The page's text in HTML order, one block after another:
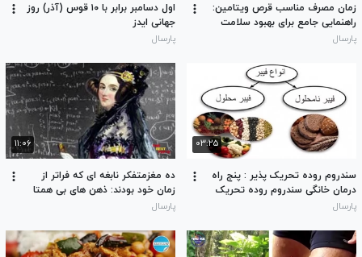
زمان مصرف مناسب قرص ویتامین:
راهنمایی جامع برای بهبود سلامت
شما
پارسال
اول دسامبر برابر با ۱۰ قوس (آذر) روز
جهانی ایدز
پارسال
۰۳:۲۵
سندروم روده تحریک پذیر : پنج راه
درمان خانگی سندروم روده تحریک
پذیر
پارسال
۱۱:۰۶
ده مغزمتفکر نابغه ای که فراتر از
زمان خود بودند: ذهن های بی همتا
یی که دنیا رابه لرزه در آوردند
پارسال